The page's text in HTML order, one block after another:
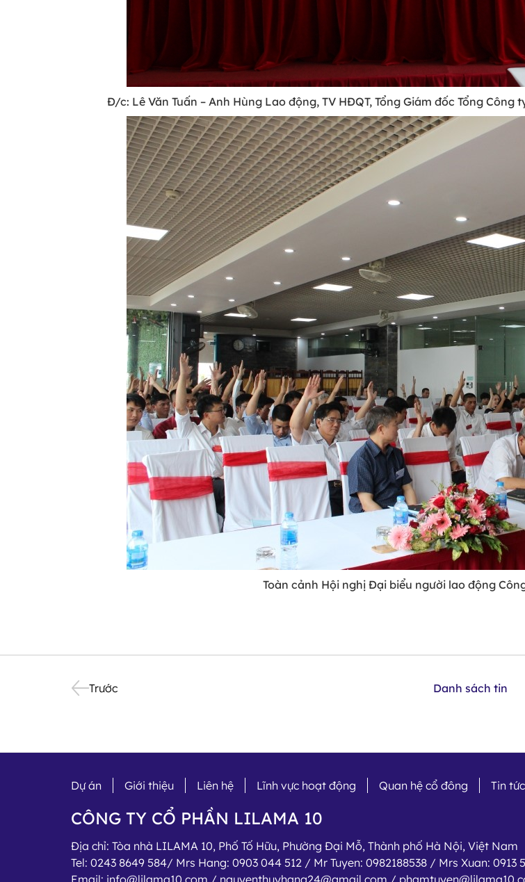
Đ/c: Lê Văn Tuấn – Anh Hùng Lao động, TV HĐQT, Tổng Giám đốc Tổng
Toàn cảnh Hội nghị Đại biểu người lao động
Trước Danh sách tin
Dự án Giới thiệu Liên hệ Lĩnh vực hoạt động Quan hệ cổ đông Tin tức
CÔNG TY CỔ PHẦN LILAMA 10
Địa chỉ: Tòa nhà LILAMA 10, Phố Tố Hữu, Phường Đại Mỗ, Thành phố Hà Nội, Việt Nam
Tel: 0243 8649 584/ Mrs Hang: 0903 044 512 / Mr Tuyen: 0982188538 / Mrs Xuan: 0913